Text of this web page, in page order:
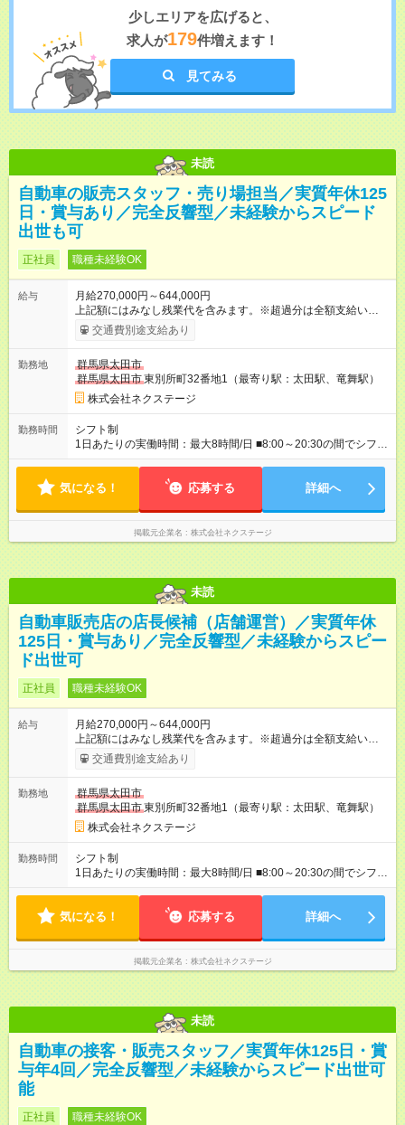
少しエリアを広げると、
求人が179件増えます！
見てみる
未読
自動車の販売スタッフ・売り場担当／実質年休125
日・賞与あり／完全反響型／未経験からスピード
出世も可
正社員 職種未経験OK
給与
月給270,000円～644,000円
上記額にはみなし残業代を含みます。※超過分は全額支給いたし
ます。 みなし残業代 59,000円／月 みなし残業時間 29時間／月
※スキル・能力等を考慮の上決定します。 ＼★ご希望の働き方
ーバル型（全国転勤あり） 月収32万円～64万4，000円 ※グロ
ーバル手当4万1，000円／月を含みます。 ■中域型（エリア内勤
務：県を跨ぐ転勤あり・転居は応相談） 月収29万円～60万7，
000円 ■地域限定型（転居を伴う転勤なし：通勤可能な範囲の
み） 月収270万～58万3，000円 【 昇給・賞与 】 ■昇給：年1
回 ■賞与：通常賞与/年4回＋チーム賞与/年2回（☆あなたの活躍
期間の長さ：3ヶ月 雇用形態、給与は本採用時と同じです。
交通費別途支給あり
勤務地
群馬県太田市
群馬県太田市東別所町32番地1（最寄り駅：太田駅、竜舞駅）
株式会社ネクステージ
勤務時間
シフト制
1日あたりの実働時間：最大8時間/日 ■8:00～20:30の間でシフト
制（実働8h／休憩60分） ※9:30～18:30（メイン時間帯）を軸
業が少なめなので、仕事終わりの趣味や家族と過ごす時間もた
気になる！ 応募する 詳細へ
掲載元企業名 株式会社ネクステージ
未読
自動車販売店の店長候補（店舗運営）／実質年休
125日・賞与あり／完全反響型／未経験からスピー
ド出世可
正社員 職種未経験OK
給与
月給270,000円～644,000円
上記額にはみなし残業代を含みます。※超過分は全額支給いたし
ます。 みなし残業代 59,000円／月 みなし残業時間 29時間／月
※スキル・能力等を考慮の上決定します。 ＼★ご希望の働き方
ーバル型（全国転勤あり） 月収32万円～64万4，000円 ※グロ
ーバル手当4万1，000円／月を含みます。 ■中域型（エリア内勤
務：県を跨ぐ転勤あり・転居は応相談） 月収29万円～60万7，
000円 ■地域限定型（転居を伴う転勤なし：通勤可能な範囲の
み） 月収270万～58万3，000円 【 昇給・賞与 】 ■昇給：年1
回 ■賞与：通常賞与/年4回＋チーム賞与/年2回（☆あなたの活躍
期間の長さ：3ヶ月 雇用形態、給与は本採用時と同じです。
交通費別途支給あり
勤務地
群馬県太田市
群馬県太田市東別所町32番地1（最寄り駅：太田駅、竜舞駅）
株式会社ネクステージ
勤務時間
シフト制
1日あたりの実働時間：最大8時間/日 ■8:00～20:30の間でシフト
制（実働8h／休憩60分） ※9:30～18:30（メイン時間帯）を軸
業が少なめなので、仕事終わりの趣味や家族と過ごす時間もた
気になる！ 応募する 詳細へ
掲載元企業名 株式会社ネクステージ
未読
自動車の接客・販売スタッフ／実質年休125日・賞
与年4回／完全反響型／未経験からスピード出世可
能
正社員 職種未経験OK